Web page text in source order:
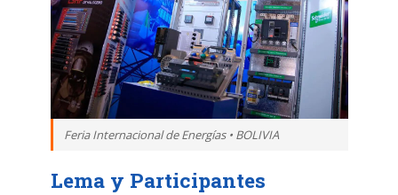
Feria Internacional de Energías • BOLIVIA
Lema y Participantes